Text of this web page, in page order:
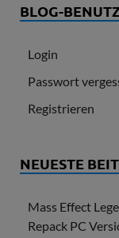
BLOG-
Login
Passwort
Registrieren
NEUESTE
Mass Effect
Repack PC